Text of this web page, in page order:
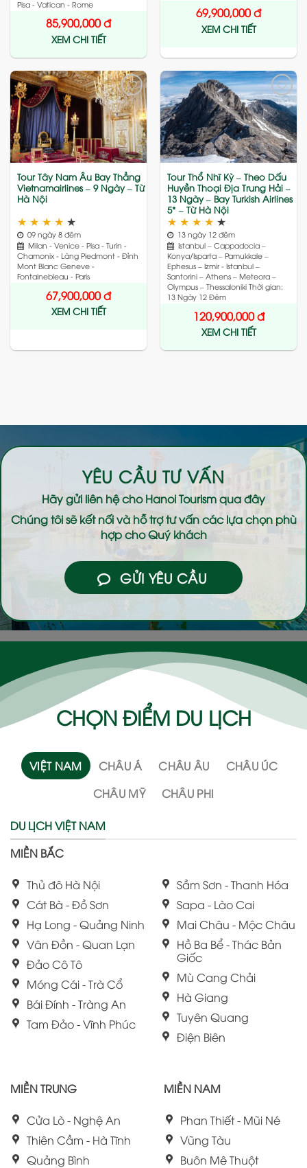
Pisa - Vatican - Rome
85,900,000đ
XEM CHI TIẾT
69,900,000đ
XEM CHI TIẾT
Add
to
wishlist
Tour Tây Nam Âu Bay Thẳng
Vietnamairlines – 9 Ngày – Từ
Hà Nội
★ ★ ★ ★ ★
09 ngày 8 đêm
Milan - Venice - Pisa - Turin -
Chamonix - Làng Piedmont - Đỉnh
Mont Blanc Geneve -
Fontainebleau - Paris
67,900,000đ
XEM CHI TIẾT
Add
to
wishlist
Tour Thổ Nhĩ Kỳ – Theo Dấu
Huyền Thoại Địa Trung Hải –
13 Ngày – Bay Turkish Airlines
5* – Từ Hà Nội
★ ★ ★ ★ ★
13 ngày 12 đêm
Istanbul – Cappadocia –
Konya/Isparta – Pamukkale –
Ephesus – Izmir - Istanbul –
Santorini – Athens – Meteora –
Olympus – Thessaloniki Thời gian:
13 Ngày 12 Đêm
120,900,000đ
XEM CHI TIẾT
YÊU CẦU TƯ VẤN
Hãy gửi liên hệ choHanoi Tourismqua đây
Chúng tôi sẽ kết nối và hỗ trợ tư vấn các lựa chọn phù
hợp cho Quý khách
GỬI YÊU CẦU
CHỌN ĐIỂM DU LỊCH
VIỆT NAM CHÂU Á CHÂU ÂU
CHÂU ÚC
CHÂU MỸ
CHÂU PHI
DU LỊCH VIỆT NAM
MIỀN BẮC
Thủ đô Hà Nội
Cát Bà - Đồ Sơn
Hạ Long - Quảng Ninh
Vân Đồn - Quan Lạn
Đảo Cô Tô
Móng Cái - Trà Cổ
Bái Đính - Tràng An
Tam Đảo - Vĩnh Phúc
Sầm Sơn - Thanh Hóa
Sapa - Lào Cai
Mai Châu - Mộc Châu
Hồ Ba Bể - Thác Bản
Giốc
Mù Cang Chải
Hà Giang
Tuyên Quang
Điện Biên
MIỀN TRUNG
Cửa Lò - Nghệ An
Thiên Cầm - Hà Tĩnh
Quảng Bình
MIỀN NAM
Phan Thiết - Mũi Né
Vũng Tàu
Buôn Mê Thuột